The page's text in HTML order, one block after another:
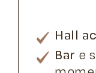
Hall
Bar e